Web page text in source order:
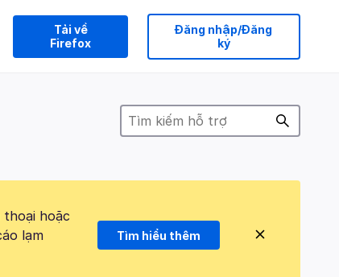
Tải về
Firefox
Đăng nhập/Đăng
ký
thoại hoặc
lạm
Tìm hiểu thêm